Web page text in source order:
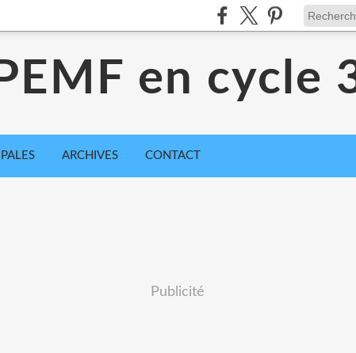
en cycle
ARCHIVES CONTACT
Publicité